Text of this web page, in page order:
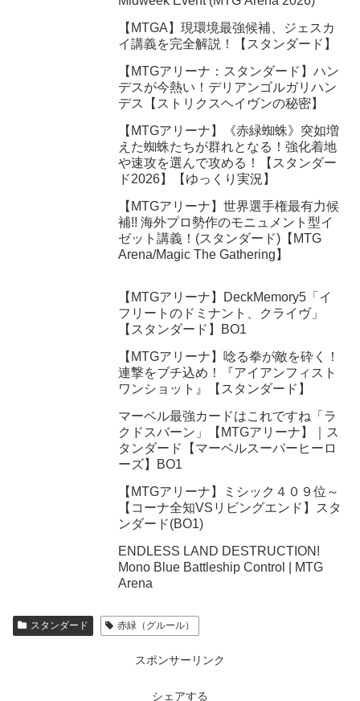
【MTGA】現環境最強候補、ジェスカ
イ講義を完全解説！【スタンダード】
【MTGアリーナ：スタンダード】ハン
デスが今熱い！デリアンゴルガリハン
デス【ストリクスヘイヴンの秘密】
【MTGアリーナ】《赤緑蜘蛛》突如増
えた蜘蛛たちが群れとなる！強化着地
や速攻を選んで攻める！【スタンダー
ド2026】【ゆっくり実況】
【MTGアリーナ】世界選手権最有力候
補!! 海外プロ勢作のモニュメント型イ
ゼット講義！(スタンダード)【MTG
Arena/Magic The Gathering】
【MTGアリーナ】DeckMemory5「イ
フリートのドミナント、クライヴ」
【スタンダード】BO1
【MTGアリーナ】唸る拳が敵を砕く！
連撃をブチ込め！『アイアンフィスト
ワンショット』【スタンダード】
マーベル最強カードはこれですね「ラ
クドスバーン」【MTGアリーナ】｜ス
タンダード【マーベルスーパーヒーロ
ーズ】BO1
【MTGアリーナ】ミシック４０９位～
【コーナ全知VSリビングエンド】スタ
ンダード(BO1)
ENDLESS LAND DESTRUCTION!
Mono Blue Battleship Control | MTG
Arena
スタンダード 赤緑（グルール）
スポンサーリンク
シェアする